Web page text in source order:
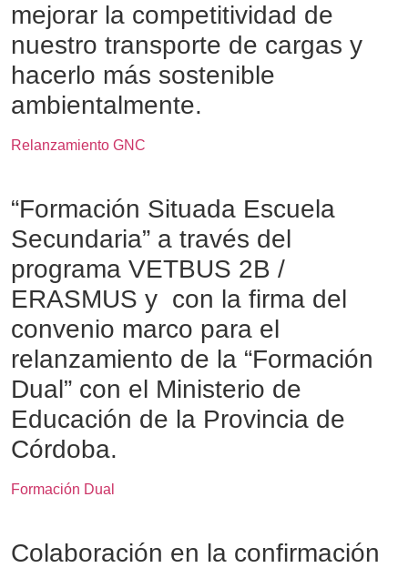
mejorar la competitividad de
nuestro transporte de cargas y
hacerlo más sostenible
ambientalmente.
Relanzamiento GNC
“Formación Situada Escuela
Secundaria” a través del
programa VETBUS 2B /
ERASMUS y con la firma del
convenio marco para el
relanzamiento de la “Formación
Dual” con el Ministerio de
Educación de la Provincia de
Córdoba.
Formación Dual
Colaboración en la confirmación